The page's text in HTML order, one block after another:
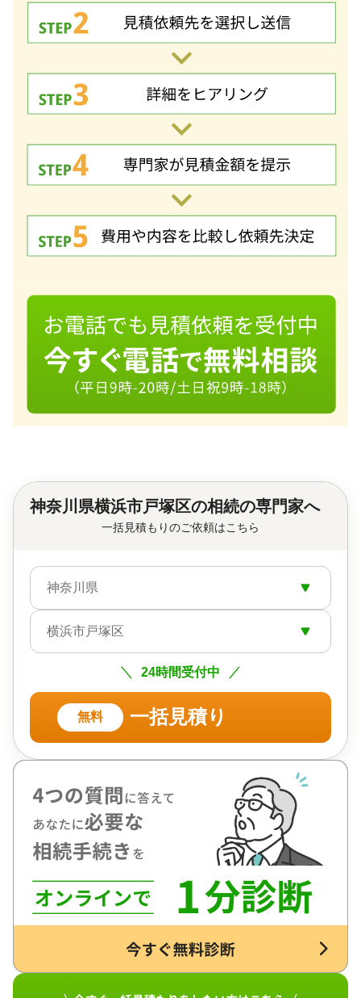
神奈川県横浜市戸塚区の相続の専門家へ
一括見積もりのご依頼はこちら
神奈川県
横浜市戸塚区
24時間受付中
無料 一括見積り